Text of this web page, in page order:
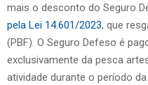
mais o desconto do Seguro
pela Lei 14.601/2023, que
(PBF). O Seguro Defeso é
exclusivamente da pesca
atividade durante o período